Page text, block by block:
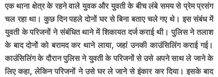
एक थाना क्षेत्र के रहने वाले युवक और युवती के बीच लंबे समय से प्रेम प्रसंग
चल रहा था। कुछ दिन पहले दोनों घर से बिना बताए चले गए थे। इस संबंध में
युवती के परिजनों ने संबंधित थाने में शिकायत दर्ज कराई थी। पुलिस ने तलाश
के बाद दोनों को बरामद कर थाने लाया, जहां उनकी काउंसिलिंग कराई गई।
काउंसिलिंग के दौरान पुलिस ने युवती के परिजनों से उसे अपने साथ ले जाने के
लिए कहा, लेकिन परिजनों ने उसे घर ले जाने से इंकार कर दिया। इसके बाद